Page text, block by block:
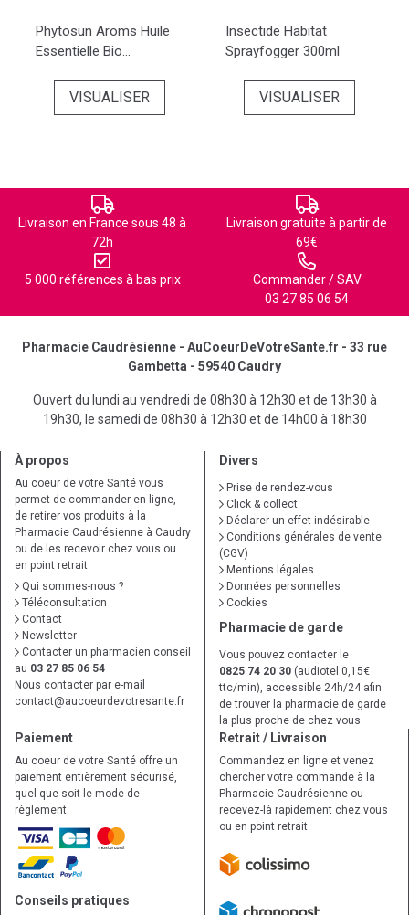
Phytosun Aroms Huile
Essentielle Bio...
VISUALISER
Insectide Habitat
Sprayfogger 300ml
VISUALISER
Livraison en France sous 48 à
72h
Livraison gratuite à partir de
69€
5 000 références à bas prix
Commander / SAV
03 27 85 06 54
Pharmacie Caudrésienne - AuCoeurDeVotreSante.fr - 33 rue
Gambetta - 59540 Caudry
Ouvert du lundi au vendredi de 08h30 à 12h30 et de 13h30 à
19h30, le samedi de 08h30 à 12h30 et de 14h00 à 18h30
À propos
Au coeur de votre Santé vous
permet de commander en ligne,
de retirer vos produits à la
Pharmacie Caudrésienne à Caudry
ou de les recevoir chez vous ou
en point retrait
Qui sommes-nous ?
Téléconsultation
Contact
Newsletter
Contacter un pharmacien conseil
au 03 27 85 06 54
Nous contacter par e-mail
contact@aucoeurdevotresante.fr
Divers
Prise de rendez-vous
Click & collect
Déclarer un effet indésirable
Conditions générales de vente
(CGV)
Mentions légales
Données personnelles
Cookies
Pharmacie de garde
Vous pouvez contacter le
0825 74 20 30 (audiotel 0,15€
ttc/min), accessible 24h/24 afin
de trouver la pharmacie de garde
la plus proche de chez vous
Paiement
Au coeur de votre Santé offre un
paiement entièrement sécurisé,
quel que soit le mode de
règlement
Conseils pratiques
Retrait / Livraison
Commandez en ligne et venez
chercher votre commande à la
Pharmacie Caudrésienne ou
recevez-là rapidement chez vous
ou en point retrait